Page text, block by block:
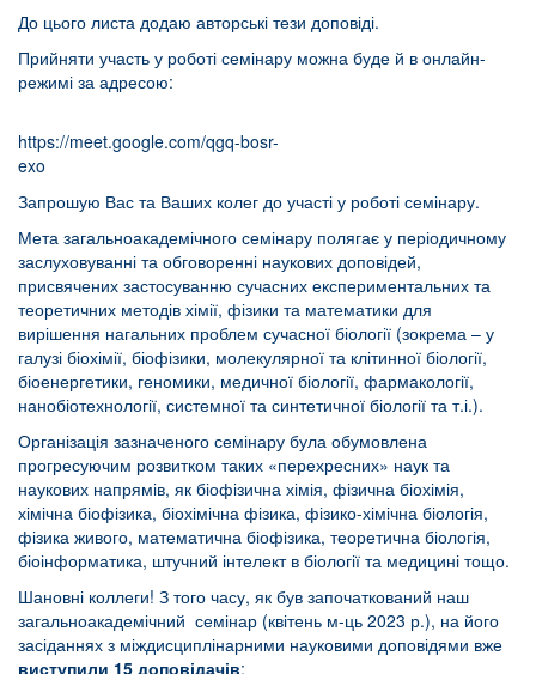
До цього листа додаю авторські тези доповіді.
Прийняти участь у роботі семінару можна буде й в онлайн-
режимі за адресою:
https://meet.google.com/qgq-bosr-
exo
Запрошую Вас та Ваших колег до участі у роботі семінару.
Мета загальноакадемічного семінару полягає у періодичному
заслуховуванні та обговоренні наукових доповідей,
присвячених застосуванню сучасних експериментальних та
теоретичних методів хімії, фізики та математики для
вирішення нагальних проблем сучасної біології (зокрема – у
галузі біохімії, біофізики, молекулярної та клітинної біології,
біоенергетики, геномики, медичної біології, фармакології,
нанобіотехнології, системної та синтетичної біології та т.і.).
Організація зазначеного семінару була обумовлена
прогресуючим розвитком таких «перехресних» наук та
наукових напрямів, як біофізична хімія, фізична біохімія,
хімічна біофізика, біохімічна фізика, фізико-хімічна біологія,
фізика живого, математична біофізика, теоретична біологія,
біоінформатика, штучний інтелект в біології та медицині тощо.
Шановні коллеги! З того часу, як був започаткований наш
загальноакадемічний семінар (квітень м-ць 2023 р.), на його
засіданнях з міждисциплінарними науковими доповідями вже
виступили 15 доповідачів: